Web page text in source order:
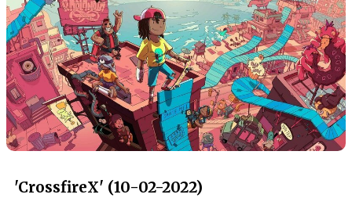
'CrossfireX' (10-02-2022)